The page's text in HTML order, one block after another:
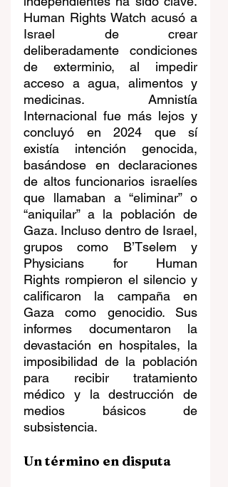
Human Rights Watch acusó a
Israel de crear
deliberadamente condiciones
de exterminio, al impedir
acceso a agua, alimentos y
medicinas. Amnistía
Internacional fue más lejos y
concluyó en 2024 que sí
existía intención genocida,
basándose en declaraciones
de altos funcionarios israelíes
que llamaban a “eliminar” o
“aniquilar” a la población de
Gaza. Incluso dentro de Israel,
grupos como B’Tselem y
Physicians for Human
Rights rompieron el silencio y
calificaron la campaña en
Gaza como genocidio. Sus
informes documentaron la
devastación en hospitales, la
imposibilidad de la población
para recibir tratamiento
médico y la destrucción de
medios básicos de
subsistencia.
Un término en disputa